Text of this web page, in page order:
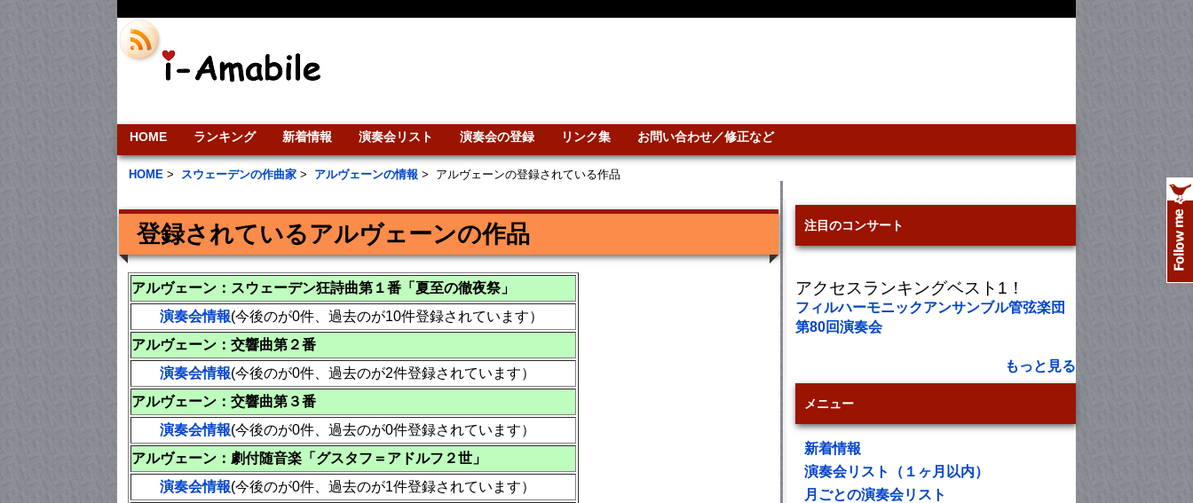
HOME ランキング 新着情報 演奏会リスト 演奏会の登録 リンク集 お問い合わせ／修正など
HOME > スウェーデンの作曲家 > アルヴェーンの情報 > アルヴェーンの登録されている作品
登録されているアルヴェーンの作品
アルヴェーン：スウェーデン狂詩曲第１番「夏至の徹夜祭」
演奏会情報(今後のが0件、過去のが10件登録されています）
アルヴェーン：交響曲第２番
演奏会情報(今後のが0件、過去のが2件登録されています）
アルヴェーン：交響曲第３番
演奏会情報(今後のが0件、過去のが0件登録されています）
アルヴェーン：劇付随音楽「グスタフ＝アドルフ２世」
演奏会情報(今後のが0件、過去のが1件登録されています）
注目のコンサート
アクセスランキングベスト1！
フィルハーモニックアンサンブル管弦楽団
第80回演奏会
もっと見る
メニュー
新着情報
演奏会リスト（１ヶ月以内）
月ごとの演奏会リスト